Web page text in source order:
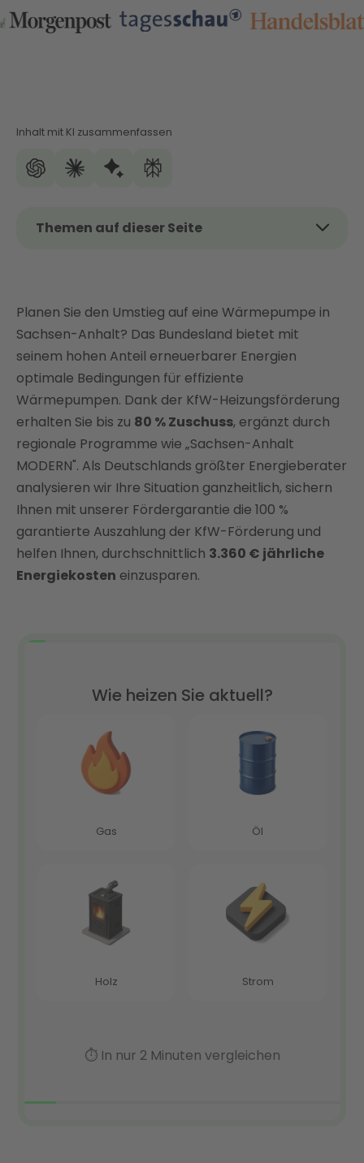
Inhalt mit KI zusammenfassen
Themen auf dieser Seite
Bis zu 80 % Zuschuss sichern: KfW-
Heizungsförderung in Sachsen-Anhalt
Regionale Förderprogramme in Sachsen-Anhalt
Kosten einer Wärmepumpe in Sachsen-Anhalt
Durchschnittlich 3.360 € jährlich sparen:
Wärmepumpe mit Enter in Sachsen-Anhalt
Wirtschaftlichkeit und Amortisation
Enter – Ihr Rundum-Partner für Wärmepumpen-
Förderung in Sachsen-Anhalt
FAQ
Planen Sie den Umstieg auf eine Wärmepumpe in
Sachsen-Anhalt? Das Bundesland bietet mit
seinem hohen Anteil erneuerbarer Energien
optimale Bedingungen für effiziente
Wärmepumpen. Dank der KfW-Heizungsförderung
erhalten Sie bis zu 80 % Zuschuss, ergänzt durch
regionale Programme wie „Sachsen-Anhalt
MODERN". Als Deutschlands größter Energieberater
analysieren wir Ihre Situation ganzheitlich, sichern
Ihnen mit unserer Fördergarantie die 100 %
garantierte Auszahlung der KfW-Förderung und
helfen Ihnen, durchschnittlich 3.360 € jährliche
Energiekosten einzusparen.